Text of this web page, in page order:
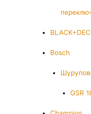
Bosch
GSR